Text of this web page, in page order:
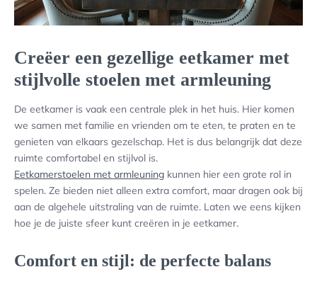
Creëer een gezellige eetkamer met
stijlvolle stoelen met armleuning
De eetkamer is vaak een centrale plek in het huis. Hier komen
we samen met familie en vrienden om te eten, te praten en te
genieten van elkaars gezelschap. Het is dus belangrijk dat deze
ruimte comfortabel en stijlvol is.
Eetkamerstoelen met armleuning kunnen hier een grote rol in
spelen. Ze bieden niet alleen extra comfort, maar dragen ook bij
aan de algehele uitstraling van de ruimte. Laten we eens kijken
hoe je de juiste sfeer kunt creëren in je eetkamer.
Comfort en stijl: de perfecte balans